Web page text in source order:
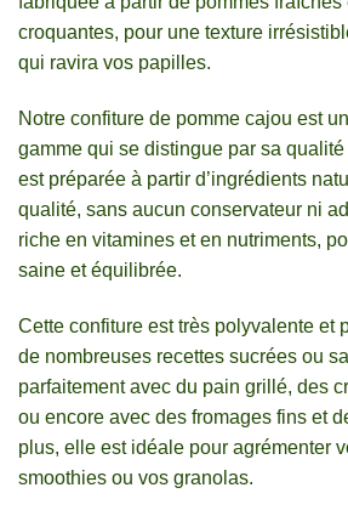
croquantes, pour une texture
qui ravira vos papilles.
Notre confiture de pomme cajou est
gamme qui se distingue par sa
est préparée à partir d’ingrédients
qualité, sans aucun conservateur ni
riche en vitamines et en nutriments,
saine et équilibrée.
Cette confiture est très polyvalente et
de nombreuses recettes sucrées ou
parfaitement avec du pain grillé, des
ou encore avec des fromages fins et
plus, elle est idéale pour agrémenter
smoothies ou vos granolas.